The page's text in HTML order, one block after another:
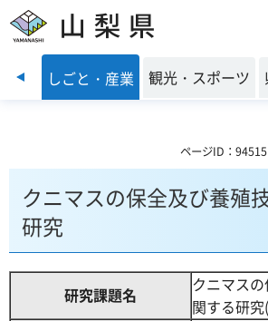
山梨県
前のスライドを表示
境 しごと・産業 観光・スポーツ
ページID：94515
クニマスの保全及び養殖
研究
研究課題名
クニマス
関する研